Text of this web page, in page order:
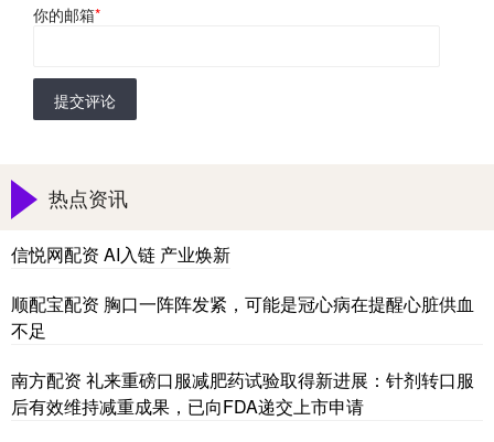
你的邮箱*
提交评论
热点资讯
信悦网配资 AI入链 产业焕新
顺配宝配资 胸口一阵阵发紧，可能是冠心病在提醒心脏供血
不足
南方配资 礼来重磅口服减肥药试验取得新进展：针剂转口服
后有效维持减重成果，已向FDA递交上市申请